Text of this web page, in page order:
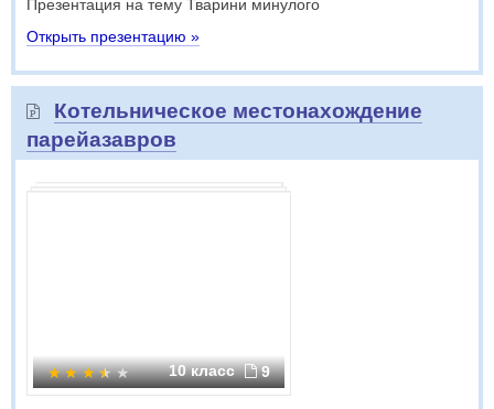
Презентация на тему Тварини минулого
Открыть презентацию »
Котельническое местонахождение
парейазавров
10 класс 9